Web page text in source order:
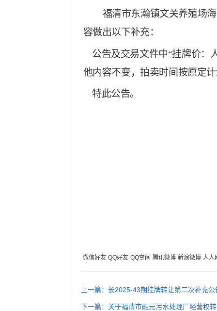
福清市东瀚镇文关养殖场
容做出以下补充：
公告及交易文件中“挂牌价：
他内容不变，拍卖时间按原定
特此公告。
微信好友 QQ好友 QQ空间 腾讯微博 新浪微博 人人
上一篇：长2025-43期挂牌转让第二次补充
下一篇：关于福清市融元污水处理厂经营权